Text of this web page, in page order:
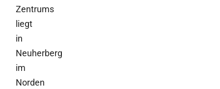
Zentrums
liegt
in
Neuherberg
im
Norden